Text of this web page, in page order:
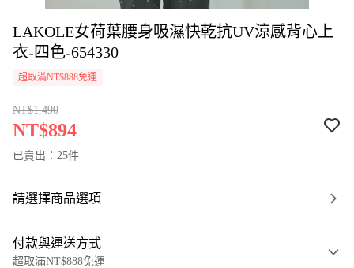
LAKOLE女荷葉腰身吸濕快乾抗UV涼感背心上
衣-四色-654330
超取滿NT$888免運
NT$1,490
NT$894
已賣出：25件
請選擇商品選項
付款與運送方式
超取滿NT$888免運